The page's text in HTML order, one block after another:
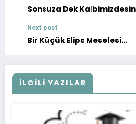
Sonsuza Dek Kalbimizdesin
Next post
Bir Küçük Elips Meselesi…
İLGİLİ YAZILAR